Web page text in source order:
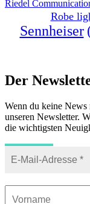
Riedel
Robe
Sennheiser
Der
Wenn du keine News
unseren Newsletter.
die wichtigsten